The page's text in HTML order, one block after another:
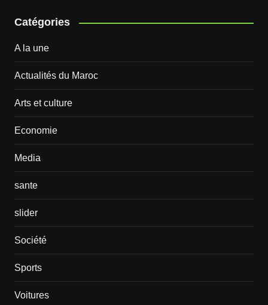
Catégories
A la une
Actualités du Maroc
Arts et culture
Economie
Media
sante
slider
Société
Sports
Voitures